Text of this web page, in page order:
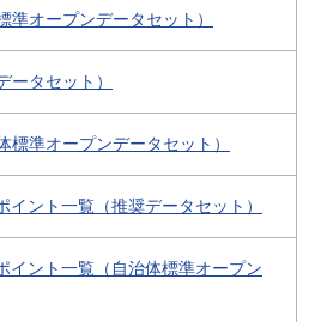
準オープンデータセット）
ータセット）
標準オープンデータセット）
ント一覧（推奨データセット）
イント一覧（自治体標準オープン